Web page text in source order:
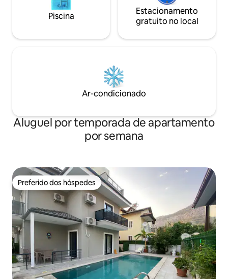
Piscina
Estacionamento
gratuito no local
Ar-condicionado
Aluguel por temporada de apartamento
por semana
Preferido dos hóspedes
Preferido dos hóspedes